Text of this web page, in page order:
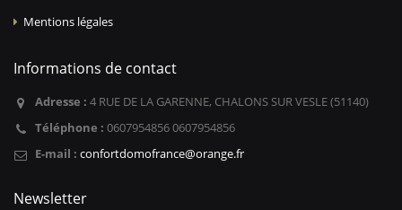
Mentions légales
Informations de contact
Adresse : 4 RUE DE LA GARENNE, CHALONS SUR VESLE (51140)
Téléphone : 0607954856 0607954856
E-mail : confortdomofrance@orange.fr
Newsletter